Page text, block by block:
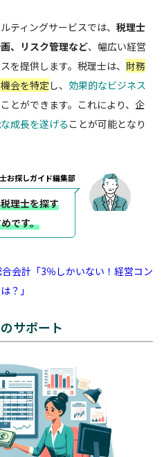
ティングサービスでは、 税理士
、リスク管理など、幅広い経営
を提供します。税理士は、 財務
会を特定 し、 効果的なビジネス
とができます。これにより、企
成長を遂げる ことが可能となり
お探しガイド編集部
理士を探す
です。
会計「3％しかいない！経営コン
？」
サポート